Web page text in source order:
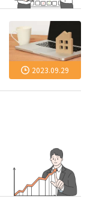
2023.09.29